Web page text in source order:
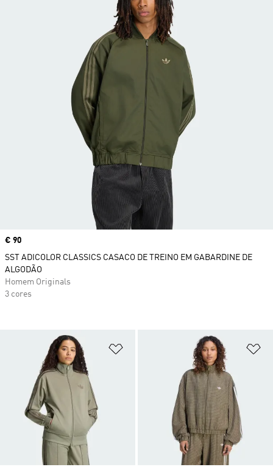
Adicionar à Lista de Desejos
Price
€ 90
SST ADICOLOR CLASSICS CASACO DE TREINO EM GABARDINE DE
ALGODÃO
Homem Originals
3 cores